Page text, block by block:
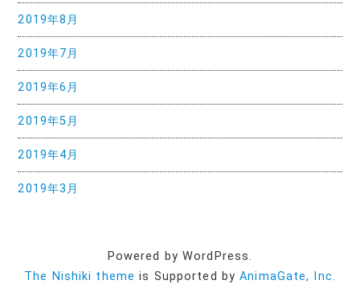
2019年8月
2019年7月
2019年6月
2019年5月
2019年4月
2019年3月
Powered by WordPress.
The Nishiki theme is Supported byAnimaGate, Inc.